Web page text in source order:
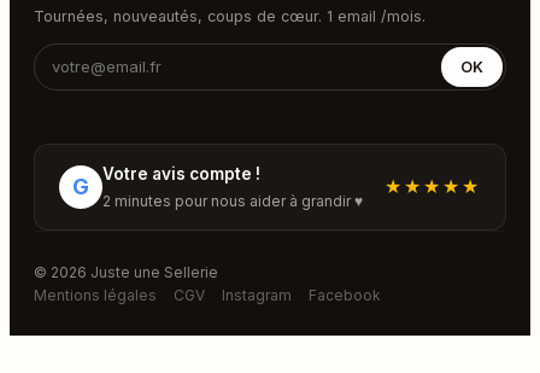
Tournées, nouveautés, coups de cœur. 1 email /mois.
OK
G Votre avis compte !
2 minutes pour nous aider à grandir ♥
★★★★★
© 2026 Juste une Sellerie
Mentions légales
CGV Instagram Facebook